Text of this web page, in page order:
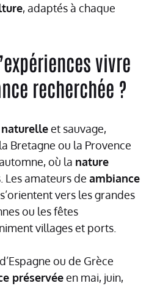
, adaptés à chaque
vivre
recherchée ?
et sauvage,
Bretagne ou la Provence
où la nature
Les amateurs de ambiance
vers les grandes
ou les fêtes
villages et ports.
ou de Grèce
préservéeen mai, juin,